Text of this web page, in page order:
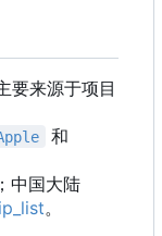
要来源于项目
和
；中国大陆
。